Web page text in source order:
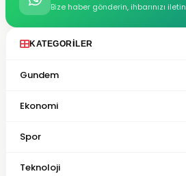
Bize haber gönderin, ihbarınızı iletin
KATEGORILER
Gundem
Ekonomi
Spor
Teknoloji